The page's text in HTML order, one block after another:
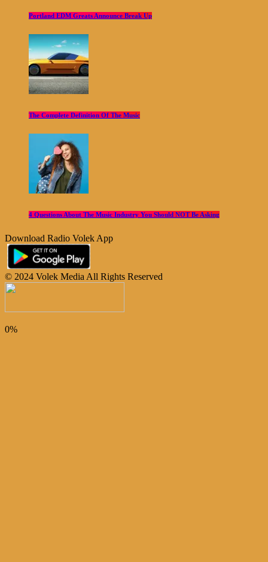
Portland EDM Greats Announce Break Up
The Complete Definition Of The Music
4 Questions About The Music Industry You Should NOT Be Asking
Download Radio Volek App
© 2024 Volek Media All Rights Reserved
0%